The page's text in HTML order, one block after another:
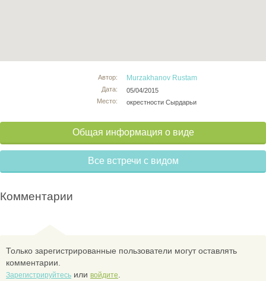
Автор:
Дата:
Место:
Murzakhanov Rustam
05/04/2015
окрестности Сырдарьи
Общая информация о виде
Все встречи с видом
Комментарии
Только зарегистрированные пользователи могут оставлять
комментарии.
Зарегистрируйтесь или войдите